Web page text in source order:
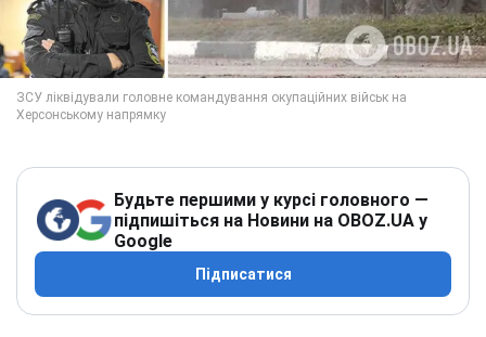
Будьте першими у курсі головного —
підпишіться на Новини на OBOZ.UA у
Google
Підписатися